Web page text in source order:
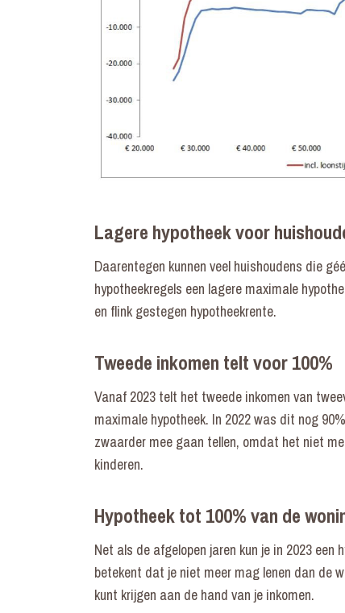
Lagere hypotheek voor
Daarentegen kunnen veel huishoudens die
hypotheekregels een lagere maximale
en flink gestegen hypotheekrente.
Tweede inkomen telt voor 100%
Vanaf 2023 telt het tweede inkomen van
maximale hypotheek. In 2022 was dit nog
zwaarder mee gaan tellen, omdat het niet
kinderen.
Hypotheek tot 100% van de
Net als de afgelopen jaren kun je in 2023
betekent dat je niet meer mag lenen dan de
kunt krijgen aan de hand van je inkomen.